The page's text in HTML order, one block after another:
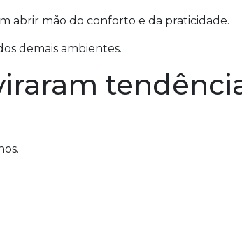
abrir mão do conforto e da praticidade.
demais ambientes.